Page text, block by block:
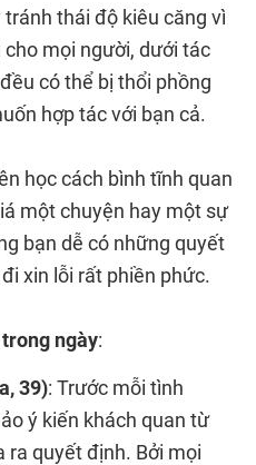
thái độ kiêu căng vì
mọi người, dưới tác
có thể bị thổi phồng
hợp tác với bạn cả.
học cách bình tĩnh quan
một chuyện hay một sự
bạn dễ có những quyết
xin lỗi rất phiền phức.
ngày:
39): Trước mỗi tình
ý kiến khách quan từ
ra quyết định. Bởi mọi